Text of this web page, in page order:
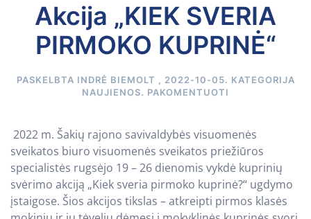
Akcija „KIEK SVERIA
PIRMOKO KUPRINĖ“
PASKELBTA INDRĖ BIEMOLT , 2022-10-05. KATEGORIJA
NAUJIENOS. PAKOMENTUOTI
2022 m. Šakių rajono savivaldybės visuomenės
sveikatos biuro visuomenės sveikatos priežiūros
specialistės rugsėjo 19 – 26 dienomis vykdė kuprinių
svėrimo akciją „Kiek sveria pirmoko kuprinė?“ ugdymo
įstaigose. Šios akcijos tikslas – atkreipti pirmos klasės